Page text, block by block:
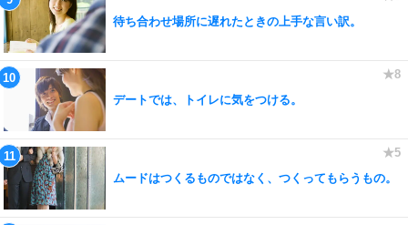
待ち合わせ場所に遅れたときの上手な言い訳。
デートでは、トイレに気をつける。
ムードはつくるものではなく、つくってもらうもの。